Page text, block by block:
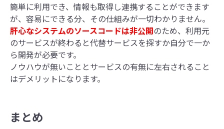
簡単に利用でき、情報も取得し連携することができます
が、容易にできる分、その仕組みが一切わかりません。
肝心なシステムのソースコードは非公開のため、利用元
のサービスが終わると代替サービスを探すか自分で一か
ら開発が必要です。
ノウハウが無いこととサービスの有無に左右されること
はデメリットになります。
まとめ